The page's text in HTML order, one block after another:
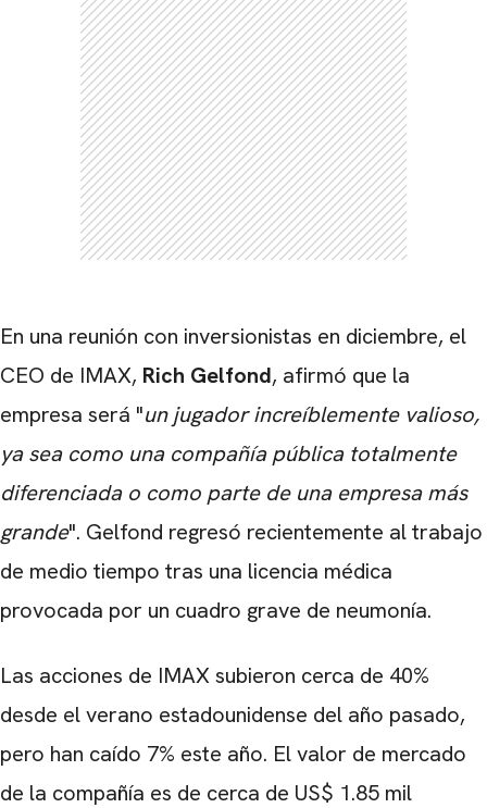
En una reunión con inversionistas en diciembre, el
CEO de IMAX, Rich Gelfond, afirmó que la
empresa será "un jugador increíblemente valioso,
ya sea como una compañía pública totalmente
diferenciada o como parte de una empresa más
grande". Gelfond regresó recientemente al trabajo
de medio tiempo tras una licencia médica
provocada por un cuadro grave de neumonía.
Las acciones de IMAX subieron cerca de 40%
desde el verano estadounidense del año pasado,
pero han caído 7% este año. El valor de mercado
de la compañía es de cerca de US$ 1.85 mil
CARREGANDO PUBLICIDADE